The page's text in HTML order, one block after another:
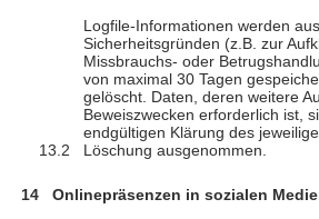
Logfile-Informationen werden aus
Sicherheitsgründen (z.B. zur
Missbrauchs- oder
von maximal 30 Tagen
gelöscht. Daten, deren weitere
Beweiszwecken erforderlich ist,
endgültigen Klärung des
Löschung ausgenommen.
Onlinepräsenzen in sozialen